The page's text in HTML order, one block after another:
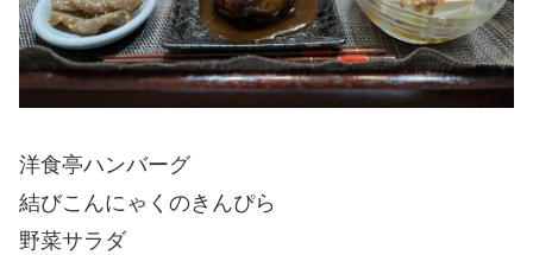
洋食亭ハンバーグ
結びこんにゃくのきんぴら
野菜サラダ